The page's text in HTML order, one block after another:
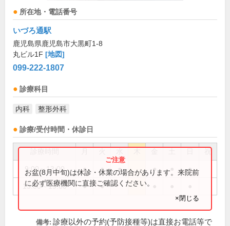
所在地・電話番号
いづろ通駅
鹿児島県鹿児島市大黒町1-8
丸ビル1F [地図]
099-222-1807
診療科目
内科 整形外科
診療/受付時間・休診日
祝
9:00～13:00 ● ● ● ● ●
15:00～19:00 ● ●
お盆(8月中旬)は休診・休業の場合があります。来院前
に必ず医療機関に直接ご確認ください。
×閉じる
備考: 診療以外の予約(予防接種等)は直接お電話等で